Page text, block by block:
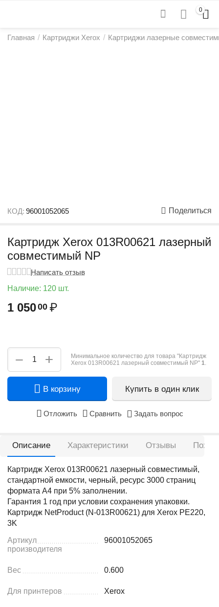
0
Главная / Картриджи Xerox / Картриджи лазерные
КОД: 96001052065 Поделиться
Картридж Xerox 013R00621 лазерный
совместимый NP
Написать отзыв
Наличие: 120 шт.
1 05000 ₽
+
−
Минимальное количество для товара "Картридж
Xerox 013R00621 лазерный совместимый NP" 1.
В корзину Купить в один клик
Отложить Сравнить Задать вопрос
Описание Характеристики Отзывы
Картридж Xerox 013R00621 лазерный совместимый,
стандартной емкости, черный, ресурс 3000 страниц
формата А4 при 5% заполнении.
Гарантия 1 год при условии сохранения упаковки.
Картридж NetProduct (N-013R00621) для Xerox PE220,
3K
Артикул
производителя
96001052065
Вес 0.600
Для принтеров Xerox